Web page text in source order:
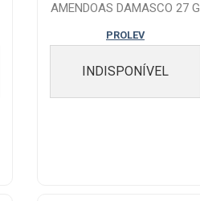
AMENDOAS DAMASCO 27 G
PROLEV
INDISPONÍVEL